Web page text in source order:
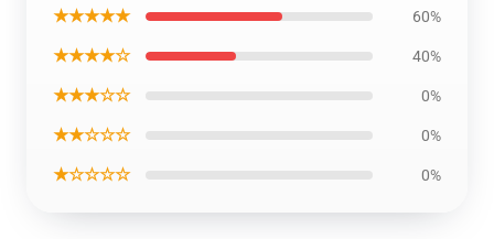
★★★★★ 60%
★★★★☆ 40%
★★★☆☆ 0%
★★☆☆☆ 0%
★☆☆☆☆ 0%